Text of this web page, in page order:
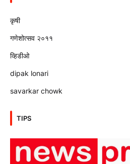
कृषी
गणेशोत्सव २०११
व्हिडीओ
dipak lonari
savarkar chowk
TIPS